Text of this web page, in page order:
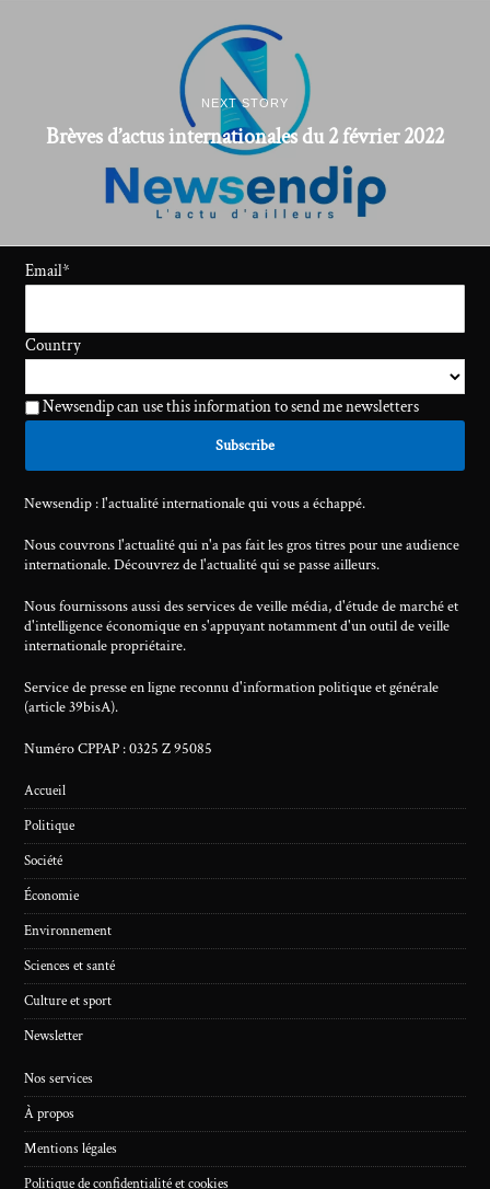
NEXT STORY
Brèves d’actus internationales du 2 février 2022
Email*
Country
Newsendip can use this information to send me newsletters
Newsendip : l'actualité internationale qui vous a échappé.
Nous couvrons l'actualité qui n'a pas fait les gros titres pour une audience
internationale. Découvrez de l'actualité qui se passe ailleurs.
Nous fournissons aussi des services de veille média, d'étude de marché et
d'intelligence économique en s'appuyant notamment d'un outil de veille
internationale propriétaire.
Service de presse en ligne reconnu d'information politique et générale
(article 39bisA).
Numéro CPPAP : 0325 Z 95085
Accueil
Politique
Société
Économie
Environnement
Sciences et santé
Culture et sport
Newsletter
Nos services
À propos
Mentions légales
Politique de confidentialité et cookies